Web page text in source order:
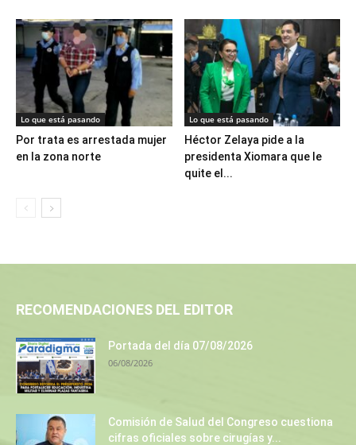
Lo que está pasando
Por trata es arrestada mujer
en la zona norte
Lo que está pasando
Héctor Zelaya pide a la
presidenta Xiomara que le
quite el...
RECOMENDACIONES DEL EDITOR
Portada del día 07/08/2026
06/08/2026
Comisión de Salud del Congreso cuestiona
cifras oficiales sobre cirugías y...